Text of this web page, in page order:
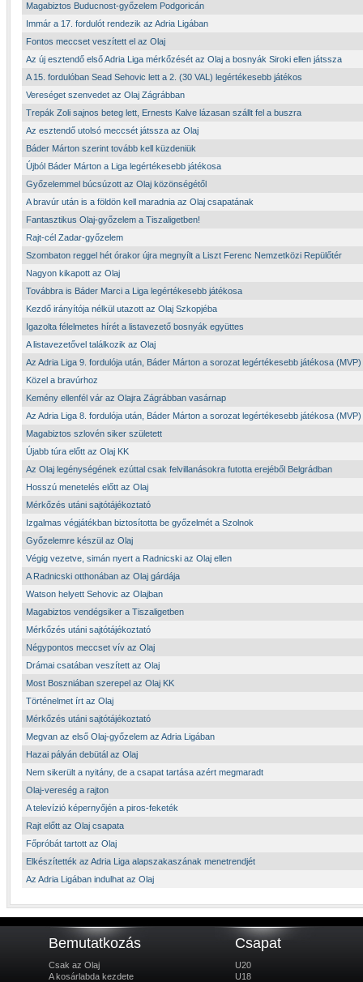
Magabiztos Buducnost-győzelem Podgoricán
Immár a 17. fordulót rendezik az Adria Ligában
Fontos meccset veszített el az Olaj
Az új esztendő első Adria Liga mérkőzését az Olaj a bosnyák Siroki ellen játssza
A 15. fordulóban Sead Sehovic lett a 2. (30 VAL) legértékesebb játékos
Vereséget szenvedet az Olaj Zágrábban
Trepák Zoli sajnos beteg lett, Ernests Kalve lázasan szállt fel a buszra
Az esztendő utolsó meccsét játssza az Olaj
Báder Márton szerint tovább kell küzdeniük
Újból Báder Márton a Liga legértékesebb játékosa
Győzelemmel búcsúzott az Olaj közönségétől
A bravúr után is a földön kell maradnia az Olaj csapatának
Fantasztikus Olaj-győzelem a Tiszaligetben!
Rajt-cél Zadar-győzelem
Szombaton reggel hét órakor újra megnyílt a Liszt Ferenc Nemzetközi Repülőtér
Nagyon kikapott az Olaj
Továbbra is Báder Marci a Liga legértékesebb játékosa
Kezdő irányítója nélkül utazott az Olaj Szkopjéba
Igazolta félelmetes hírét a listavezető bosnyák együttes
A listavezetővel találkozik az Olaj
Az Adria Liga 9. fordulója után, Báder Márton a sorozat legértékesebb játékosa (MVP)
Közel a bravúrhoz
Kemény ellenfél vár az Olajra Zágrábban vasárnap
Az Adria Liga 8. fordulója után, Báder Márton a sorozat legértékesebb játékosa (MVP)
Magabiztos szlovén siker született
Újabb túra előtt az Olaj KK
Az Olaj legénységének ezúttal csak felvillanásokra futotta erejéből Belgrádban
Hosszú menetelés előtt az Olaj
Mérkőzés utáni sajtótájékoztató
Izgalmas végjátékban biztosította be győzelmét a Szolnok
Győzelemre készül az Olaj
Végig vezetve, simán nyert a Radnicski az Olaj ellen
A Radnicski otthonában az Olaj gárdája
Watson helyett Sehovic az Olajban
Magabiztos vendégsiker a Tiszaligetben
Mérkőzés utáni sajtótájékoztató
Négypontos meccset vív az Olaj
Drámai csatában veszített az Olaj
Most Boszniában szerepel az Olaj KK
Történelmet írt az Olaj
Mérkőzés utáni sajtótájékoztató
Megvan az első Olaj-győzelem az Adria Ligában
Hazai pályán debütál az Olaj
Nem sikerült a nyitány, de a csapat tartása azért megmaradt
Olaj-vereség a rajton
A televízió képernyőjén a piros-feketék
Rajt előtt az Olaj csapata
Főpróbát tartott az Olaj
Elkészítették az Adria Liga alapszakaszának menetrendjét
Az Adria Ligában indulhat az Olaj
Bemutatkozás
Csak az Olaj
A kosárlabda kezdete
Csapat
U20
U18